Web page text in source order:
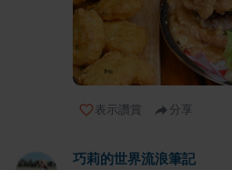
表示讚賞 分享
巧莉的世界流浪筆記